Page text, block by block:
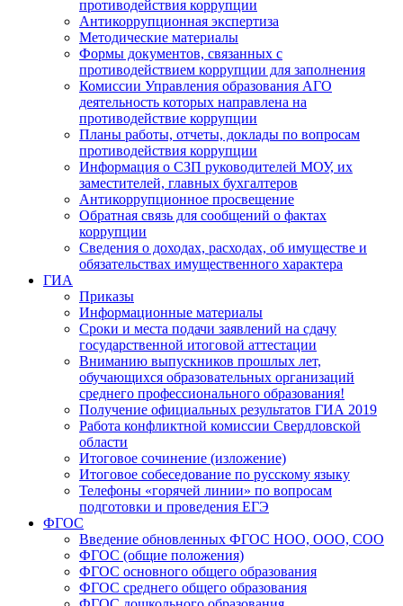
противодействия коррупции
Антикоррупционная экспертиза
Методические материалы
Формы документов, связанных с
противодействием коррупции для заполнения
Комиссии Управления образования АГО
деятельность которых направлена на
противодействие коррупции
Планы работы, отчеты, доклады по вопросам
противодействия коррупции
Информация о СЗП руководителей МОУ, их
заместителей, главных бухгалтеров
Антикоррупционное просвещение
Обратная связь для сообщений о фактах
коррупции
Сведения о доходах, расходах, об имуществе и
обязательствах имущественного характера
ГИА
Приказы
Информационные материалы
Сроки и места подачи заявлений на сдачу
государственной итоговой аттестации
Вниманию выпускников прошлых лет,
обучающихся образовательных организаций
среднего профессионального образования!
Получение официальных результатов ГИА 2019
Работа конфликтной комиссии Свердловской
области
Итоговое сочинение (изложение)
Итоговое собеседование по русскому языку
Телефоны «горячей линии» по вопросам
подготовки и проведения ЕГЭ
ФГОС
Введение обновленных ФГОС НОО, ООО, СОО
ФГОС (общие положения)
ФГОС основного общего образования
ФГОС среднего общего образования